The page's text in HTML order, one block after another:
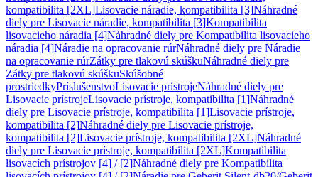
kompatibilita [2XL]Lisovacie náradie, kompatibilita [3]Náhradné
diely pre Lisovacie náradie, kompatibilita [3]Kompatibilita
lisovacieho náradia [4]Náhradné diely pre Kompatibilita lisovacieho
náradia [4]Náradie na opracovanie rúrNáhradné diely pre Náradie
na opracovanie rúrZátky pre tlakovú skúškuNáhradné diely pre
Zátky pre tlakovú skúškuSkúšobné
prostriedkyPríslušenstvoLisovacie prístrojeNáhradné diely pre
Lisovacie prístrojeLisovacie prístroje, kompatibilita [1]Náhradné
diely pre Lisovacie prístroje, kompatibilita [1]Lisovacie prístroje,
kompatibilita [2]Náhradné diely pre Lisovacie prístroje,
kompatibilita [2]Lisovacie prístroje, kompatibilita [2XL]Náhradné
diely pre Lisovacie prístroje, kompatibilita [2XL]Kompatibilita
lisovacích prístrojov [4] / [2]Náhradné diely pre Kompatibilita